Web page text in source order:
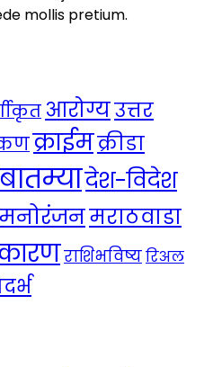
mollis pretium.
आरोग्यउत्तर
क्राईमक्रीडा
देश-विदेश
मनोरंजनमराठवाडा
राशिभविष्यरिअल